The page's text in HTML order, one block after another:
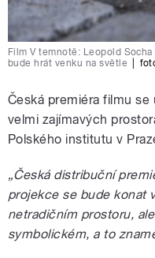
Film V temnotě: Leopold
bude hrát venku na světle
Česká premiéra filmu
velmi zajímavých
Polského institutu v
„Česká distribuční
projekce se bude konat
netradičním prostoru,
symbolickém, a to